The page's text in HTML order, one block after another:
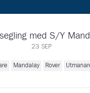
med S/Y
23 SEP
Mandalay Rover